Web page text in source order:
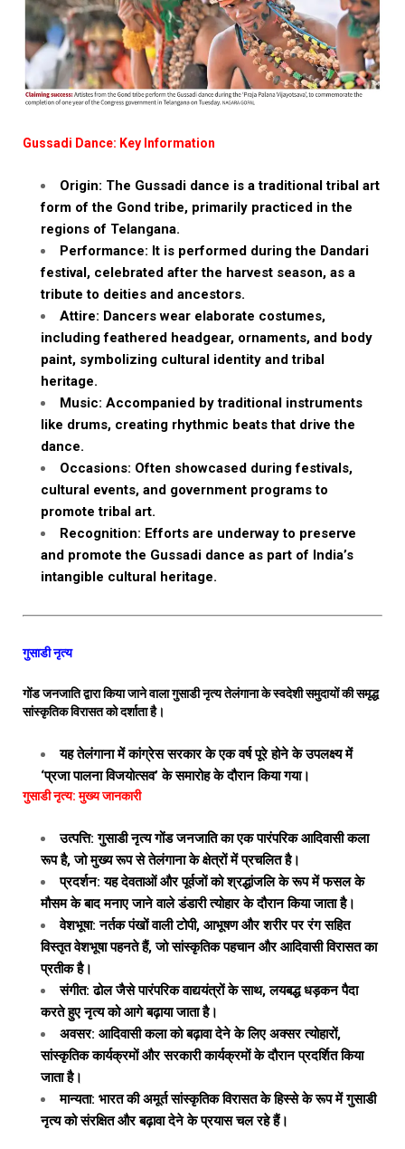
Gussadi Dance: Key Information
Origin: The Gussadi dance is a traditional tribal art
form of the Gond tribe, primarily practiced in the
regions of Telangana.
Performance: It is performed during the Dandari
festival, celebrated after the harvest season, as a
tribute to deities and ancestors.
Attire: Dancers wear elaborate costumes,
including feathered headgear, ornaments, and body
paint, symbolizing cultural identity and tribal
heritage.
Music: Accompanied by traditional instruments
like drums, creating rhythmic beats that drive the
dance.
Occasions: Often showcased during festivals,
cultural events, and government programs to
promote tribal art.
Recognition: Efforts are underway to preserve
and promote the Gussadi dance as part of India’s
intangible cultural heritage.
गुसाडी नृत्य
गोंड जनजाति द्वारा किया जाने वाला गुसाडी नृत्य तेलंगाना के स्वदेशी समुदायों की समृद्ध
सांस्कृतिक विरासत को दर्शाता है।
यह तेलंगाना में कांग्रेस सरकार के एक वर्ष पूरे होने के उपलक्ष्य में
‘प्रजा पालना विजयोत्सव’ के समारोह के दौरान किया गया।
गुसाडी नृत्य: मुख्य जानकारी
उत्पत्ति: गुसाडी नृत्य गोंड जनजाति का एक पारंपरिक आदिवासी कला
रूप है, जो मुख्य रूप से तेलंगाना के क्षेत्रों में प्रचलित है।
प्रदर्शन: यह देवताओं और पूर्वजों को श्रद्धांजलि के रूप में फसल के
मौसम के बाद मनाए जाने वाले डंडारी त्योहार के दौरान किया जाता है।
वेशभूषा: नर्तक पंखों वाली टोपी, आभूषण और शरीर पर रंग सहित
विस्तृत वेशभूषा पहनते हैं, जो सांस्कृतिक पहचान और आदिवासी विरासत का
प्रतीक है।
संगीत: ढोल जैसे पारंपरिक वाद्ययंत्रों के साथ, लयबद्ध धड़कन पैदा
करते हुए नृत्य को आगे बढ़ाया जाता है।
अवसर: आदिवासी कला को बढ़ावा देने के लिए अक्सर त्योहारों,
सांस्कृतिक कार्यक्रमों और सरकारी कार्यक्रमों के दौरान प्रदर्शित किया
जाता है।
मान्यता: भारत की अमूर्त सांस्कृतिक विरासत के हिस्से के रूप में गुसाडी
नृत्य को संरक्षित और बढ़ावा देने के प्रयास चल रहे हैं।